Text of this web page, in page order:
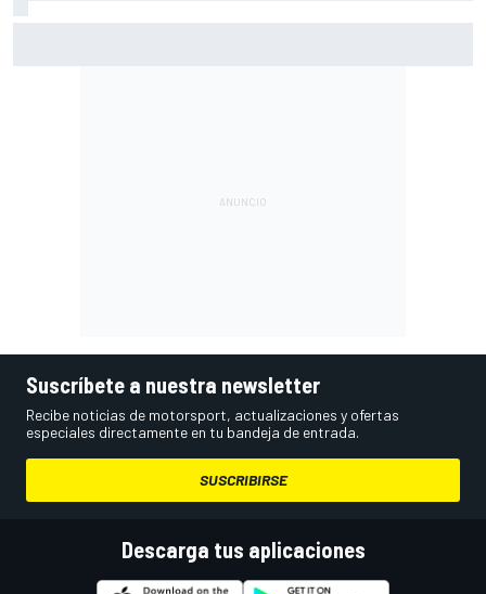
Suscríbete a nuestra newsletter
Recibe noticias de motorsport, actualizaciones y ofertas
especiales directamente en tu bandeja de entrada.
SUSCRIBIRSE
Descarga tus aplicaciones